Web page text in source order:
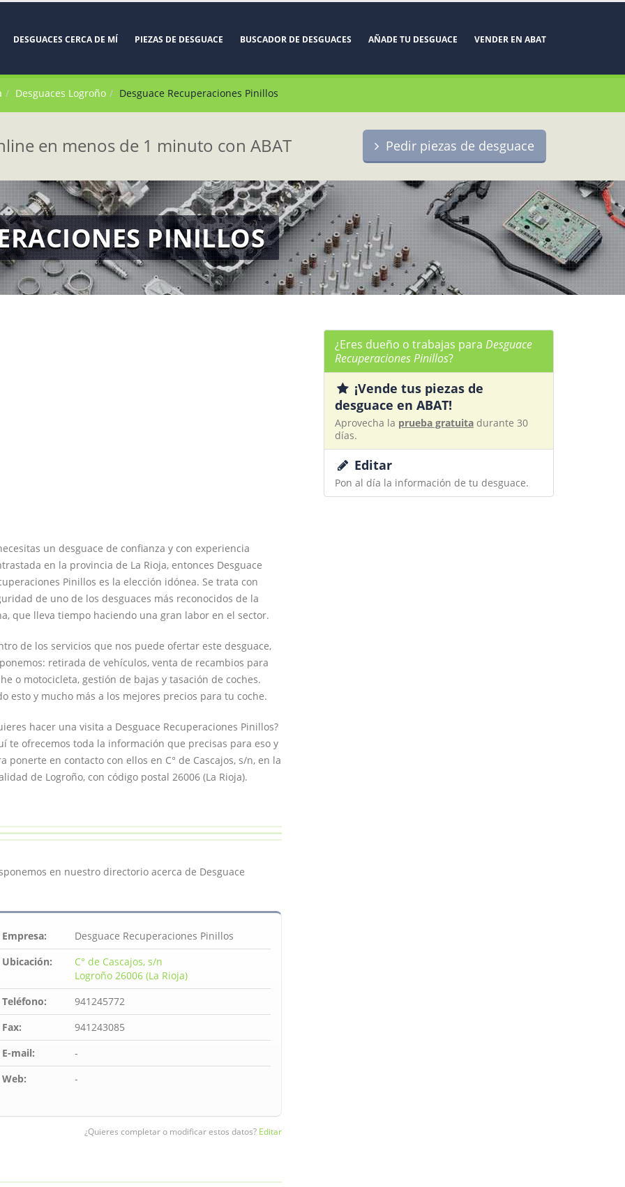
DESGUACES CERCA DE MÍ PIEZAS DE DESGUACE BUSCADOR DE DESGUACES AÑADE TU DESGUACE VENDER EN ABAT
Desguaces Logroño Desguace Recuperaciones Pinillos
en menos de 1 minuto con ABAT Pedir piezas de desguace
PINILLOS
un desguace de confianza y con experiencia
en la provincia de La Rioja, entonces Desguace
Pinillos es la elección idónea. Se trata con
de uno de los desguaces más reconocidos de la
que lleva tiempo haciendo una gran labor en el sector.
de los servicios que nos puede ofertar este desguace,
retirada de vehículos, venta de recambios para
o motocicleta, gestión de bajas y tasación de coches.
esto y mucho más a los mejores precios para tu coche.
hacer una visita a Desguace Recuperaciones Pinillos?
te ofrecemos toda la información que precisas para eso y
ponerte en contacto con ellos en C° de Cascajos, s/n, en la
de Logroño, con código postal 26006 (La Rioja).
en nuestro directorio acerca de Desguace
Empresa:
Desguace Recuperaciones Pinillos
Ubicación:
C° de Cascajos, s/n
Logroño 26006 (La Rioja)
Teléfono:
941245772
Fax:
941243085
E-mail:
-
Web:
-
¿Quieres completar o modificar estos datos? Editar
¿Eres dueño o trabajas para Desguace
Recuperaciones Pinillos?
¡Vende tus piezas de
desguace en ABAT!
Aprovecha la prueba gratuita durante 30
días.
Editar
Pon al día la información de tu desguace.